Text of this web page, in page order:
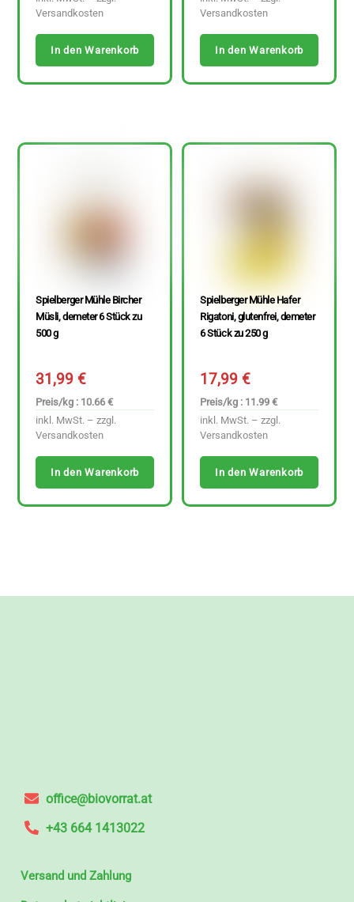
Versandkosten
In den Warenkorb
Versandkosten
In den Warenkorb
Spielberger Mühle Bircher
Müsli, demeter 6 Stück zu
500 g
31,99€
Preis/kg : 10.66 €
inkl. MwSt. – zzgl.
Versandkosten
In den Warenkorb
Spielberger Mühle Hafer
Rigatoni, glutenfrei, demeter
6 Stück zu 250 g
17,99€
Preis/kg : 11.99 €
inkl. MwSt. – zzgl.
Versandkosten
In den Warenkorb
office@biovorrat.at
+43 664 1413022
Versand und Zahlung